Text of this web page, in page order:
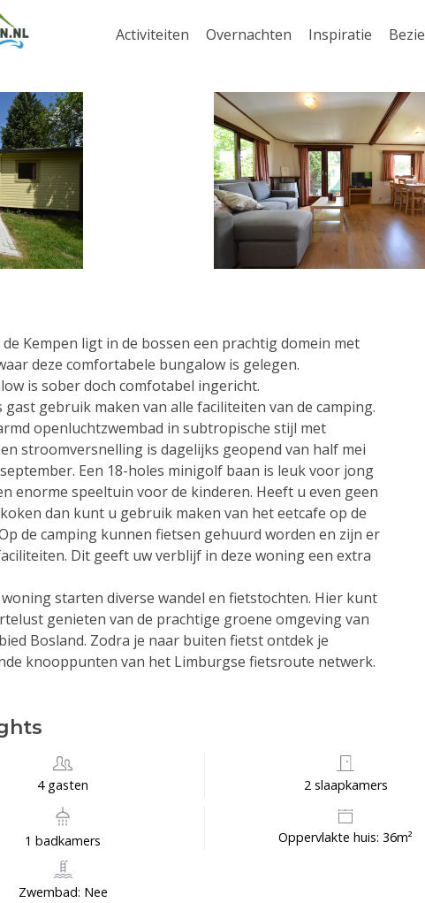
Activiteiten Overnachten Inspiratie
de Kempen ligt in de bossen een prachtig domein met
deze comfortabele bungalow is gelegen.
is sober doch comfotabel ingericht.
gast gebruik maken van alle faciliteiten van de camping.
openluchtzwembad in subtropische stijl met
stroomversnelling is dagelijks geopend van half mei
Een 18-holes minigolf baan is leuk voor jong
enorme speeltuin voor de kinderen. Heeft u even geen
dan kunt u gebruik maken van het eetcafe op de
de camping kunnen fietsen gehuurd worden en zijn er
Dit geeft uw verblijf in deze woning een extra
starten diverse wandel en fietstochten. Hier kunt
genieten van de prachtige groene omgeving van
Bosland. Zodra je naar buiten fietst ontdek je
knooppunten van het Limburgse fietsroute netwerk.
4 gasten 2 slaapkamers
1 badkamers Oppervlakte huis: 36m²
Zwembad: Nee